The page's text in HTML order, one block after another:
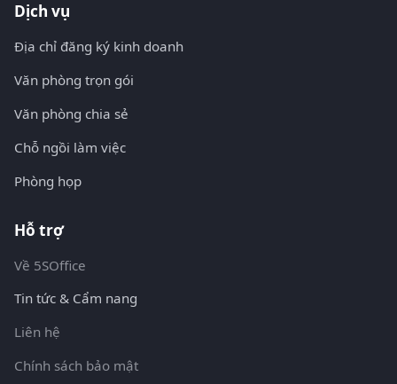
Dịch vụ
Địa chỉ đăng ký kinh doanh
Văn phòng trọn gói
Văn phòng chia sẻ
Chỗ ngồi làm việc
Phòng họp
Hỗ trợ
Về 5SOffice
Tin tức & Cẩm nang
Liên hệ
Chính sách bảo mật